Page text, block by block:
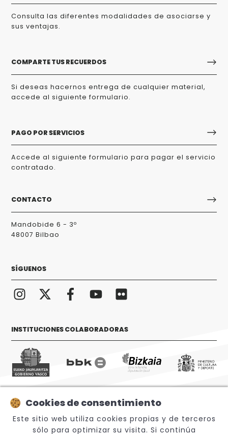
Consulta las diferentes modalidades de asociarse y
sus ventajas.
COMPARTE TUS RECUERDOS
Si deseas hacernos entrega de cualquier material,
accede al siguiente formulario.
PAGO POR SERVICIOS
Accede al siguiente formulario para pagar el servicio
contratado.
CONTACTO
Mandobide 6 - 3º
48007 Bilbao
SÍGUENOS
INSTITUCIONES COLABORADORAS
© 2026 Sabino Arana Fundazioa
Cookies de consentimiento
Este sitio web utiliza cookies propias y de terceros
sólo para optimizar su visita. Si continúa